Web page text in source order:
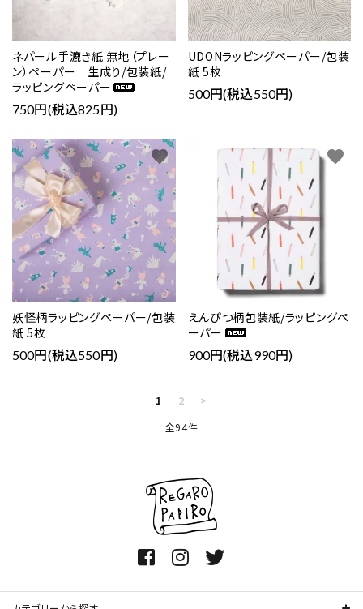
ネパール手漉き紙 無地（プレー
ン）ペーパー 生成り/包装紙/
ラッピングペーパー
750円(税込825円)
UDONラッピングペーパー/包装
紙 5枚
500円(税込550円)
妖怪柄ラッピングペーパー/包装
紙 5枚
500円(税込550円)
favorite
えんぴつ柄包装紙/ラッピングペ
ーパー
900円(税込990円)
favorite
1 2
>
全94件